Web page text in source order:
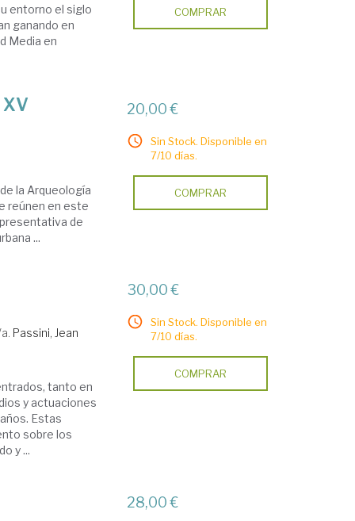
entorno el siglo
ganando en
Media en
COMPRAR
la Arqueología
reúnen en este
de
...
20,00 €
Sin Stock. Disponible en
7/10 días.
COMPRAR
Passini, Jean
tanto en
y actuaciones
Estas
sobre los
y ...
30,00 €
Sin Stock. Disponible en
7/10 días.
COMPRAR
28,00 €